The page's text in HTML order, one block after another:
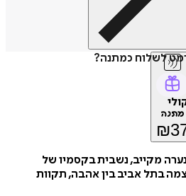
לשלוח כמתנה?
מתנה
₪
מקייב, נשבית בקסמיו של
בתל אביב בין אהבה, תקוות